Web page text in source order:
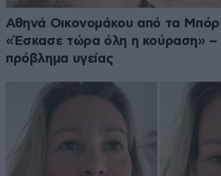
Αθηνά Οικονομάκου από τα
«Έσκασε τώρα όλη η κούραση» –
πρόβλημα υγείας